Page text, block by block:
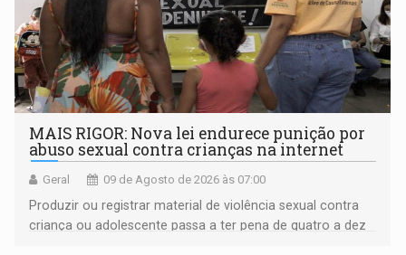
MAIS RIGOR: Nova lei endurece punição por
abuso sexual contra crianças na internet
Geral 09 de Agosto de 2026 às 07:00
Produzir ou registrar material de violência sexual contra
criança ou adolescente passa a ter pena de quatro a dez